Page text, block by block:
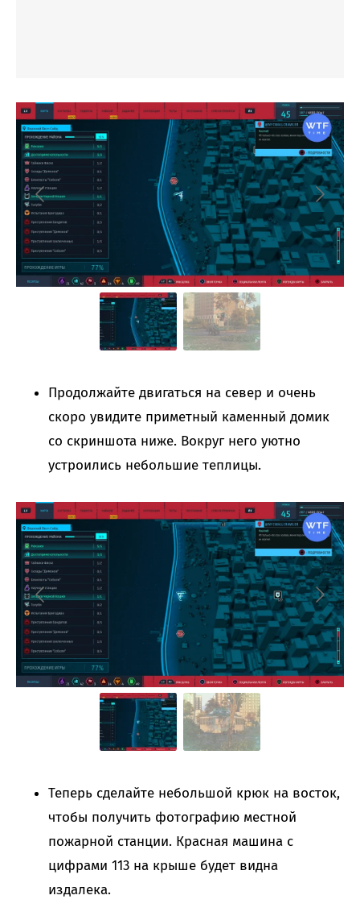
Продолжайте двигаться на север и очень
скоро увидите приметный каменный домик
со скриншота ниже. Вокруг него уютно
устроились небольшие теплицы.
Теперь сделайте небольшой крюк на восток,
чтобы получить фотографию местной
пожарной станции. Красная машина с
цифрами 113 на крыше будет видна
издалека.